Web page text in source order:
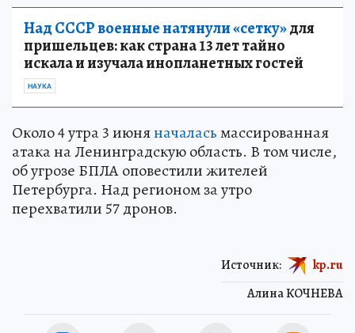
Над СССР военные натянули «сетку»для
пришельцев: как страна 13 лет тайно
искала и изучала инопланетных гостей
НАУКА
Около 4 утра 3 июняначаласьмассированная
атака на Ленинградскую область. В том числе,
об угрозе БПЛА оповестили жителей
Петербурга. Над регионом за утро
перехватили 57 дронов.
Алина КОЧНЕВА
Источник: kp.ru